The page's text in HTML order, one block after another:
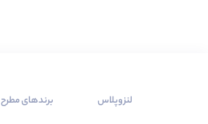
لنزوپلاس برندهای مطرح